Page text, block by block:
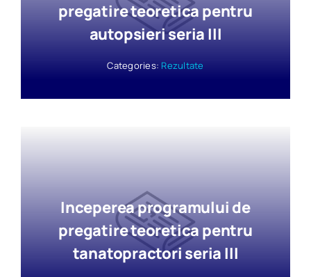
pregatire teoretica pentru
autopsieri seria III
Categories: Rezultate
Inceperea programului de
pregatire teoretica pentru
tanatopractori seria III